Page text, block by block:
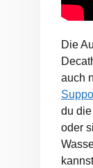
Die
auch
du
oder